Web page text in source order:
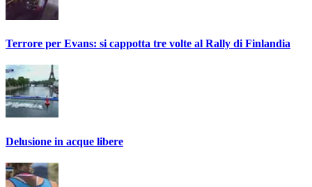
Terrore per Evans: si cappotta tre volte al Rally di Finlandia
Delusione in acque libere